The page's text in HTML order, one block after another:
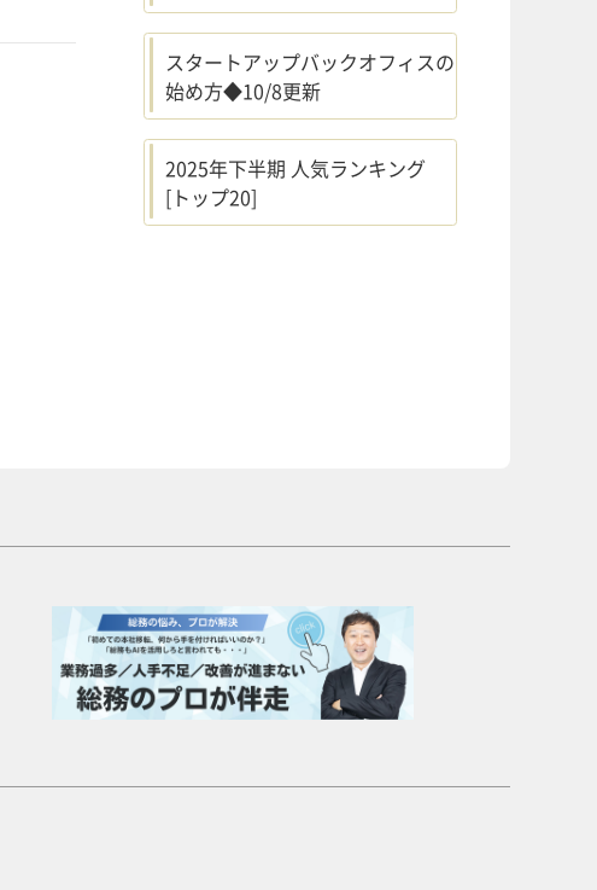
スタートアップバックオフィスの
始め方◆10/8更新
2025年下半期 人気ランキング
[トップ20]